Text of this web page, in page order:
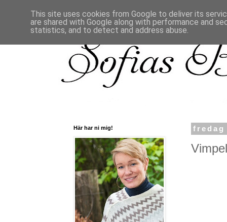
fredag
Här har ni mig!
This site uses cookies from Google to deliver its
are shared with Google along with performance and
statistics, and to detect and address abuse.